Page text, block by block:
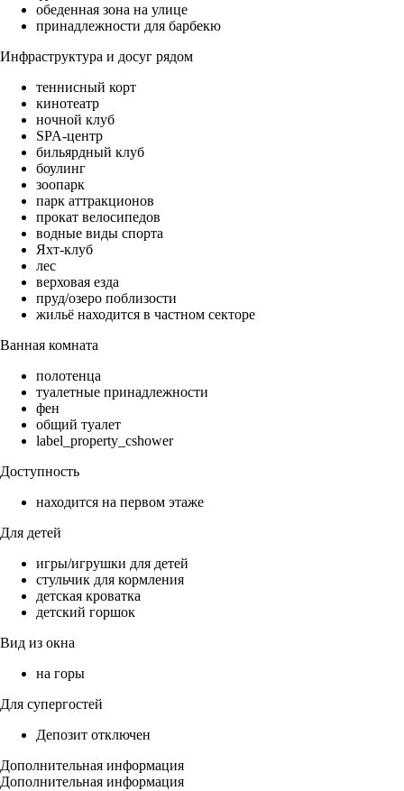
обеденная зона на улице
принадлежности для барбекю
Инфраструктура и досуг рядом
теннисный корт
кинотеатр
ночной клуб
SPA-центр
бильярдный клуб
боулинг
зоопарк
парк аттракционов
прокат велосипедов
водные виды спорта
Яхт-клуб
лес
верховая езда
пруд/озеро поблизости
жильё находится в частном секторе
Ванная комната
полотенца
туалетные принадлежности
фен
общий туалет
label_property_cshower
Доступность
находится на первом этаже
Для детей
игры/игрушки для детей
стульчик для кормления
детская кроватка
детский горшок
Вид из окна
на горы
Для супергостей
Депозит отключен
Дополнительная информация
Дополнительная информация